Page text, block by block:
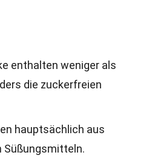
enthalten weniger als
die zuckerfreien
hauptsächlich aus
Süßungsmitteln.